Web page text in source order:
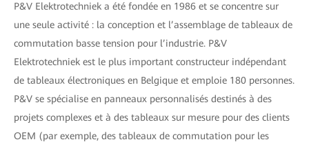
P&V Elektrotechniek a été fondée en 1986 et se concentre sur
une seule activité : la conception et l’assemblage de tableaux de
commutation basse tension pour l’industrie. P&V
Elektrotechniek est le plus important constructeur indépendant
de tableaux électroniques en Belgique et emploie 180 personnes.
P&V se spécialise en panneaux personnalisés destinés à des
projets complexes et à des tableaux sur mesure pour des clients
OEM (par exemple, des tableaux de commutation pour les